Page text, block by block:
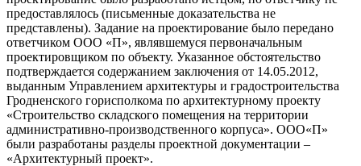
предоставлялось (письменные доказательства не
представлены). Задание на проектирование было передано
ответчиком ООО «П», являвшемуся первоначальным
проектировщиком по объекту. Указанное обстоятельство
подтверждается содержанием заключения от 14.05.2012,
выданным Управлением архитектуры и градостроительства
Гродненского горисполкома по архитектурному проекту
«Строительство складского помещения на территории
административно-производственного корпуса». ООО«П»
были разработаны разделы проектной документации –
«Архитектурный проект».